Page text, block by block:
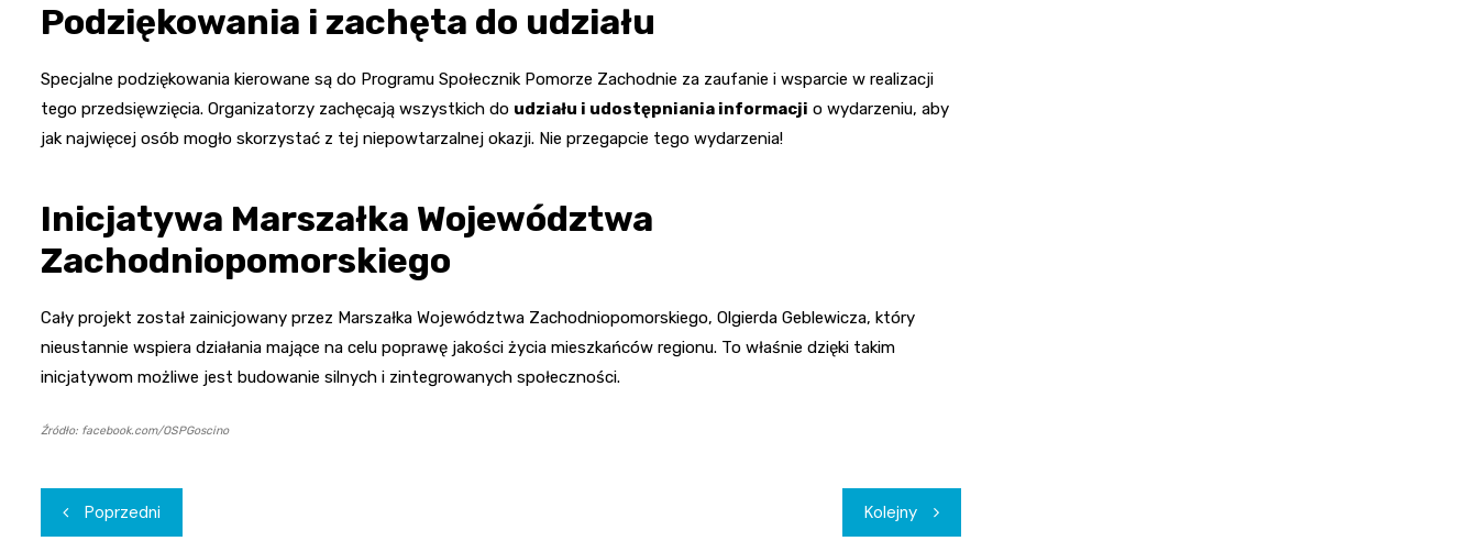
Podziękowania i zachęta do udziału
Specjalne podziękowania kierowane są do Programu Społecznik Pomorze Zachodnie za zaufanie i wsparcie w realizacji
tego przedsięwzięcia. Organizatorzy zachęcają wszystkich do udziału i udostępniania informacji o wydarzeniu, aby
jak najwięcej osób mogło skorzystać z tej niepowtarzalnej okazji. Nie przegapcie tego wydarzenia!
Inicjatywa Marszałka Województwa
Zachodniopomorskiego
Cały projekt został zainicjowany przez Marszałka Województwa Zachodniopomorskiego, Olgierda Geblewicza, który
nieustannie wspiera działania mające na celu poprawę jakości życia mieszkańców regionu. To właśnie dzięki takim
inicjatywom możliwe jest budowanie silnych i zintegrowanych społeczności.
Źródło: facebook.com/OSPGoscino
Nawigacja
Poprzedni Kolejny